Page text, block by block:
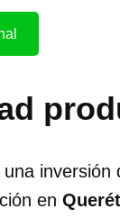
inversión
en